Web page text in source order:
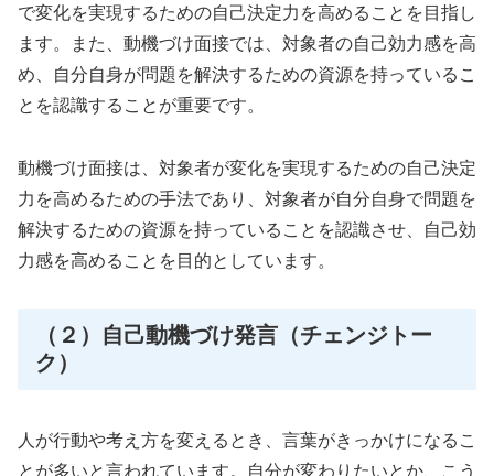
で変化を実現するための自己決定力を高めることを目指し
ます。また、動機づけ面接では、対象者の自己効力感を高
め、自分自身が問題を解決するための資源を持っているこ
とを認識することが重要です。
動機づけ面接は、対象者が変化を実現するための自己決定
力を高めるための手法であり、対象者が自分自身で問題を
解決するための資源を持っていることを認識させ、自己効
力感を高めることを目的としています。
（２）自己動機づけ発言（チェンジトー
ク）
人が行動や考え方を変えるとき、言葉がきっかけになるこ
とが多いと言われています。自分が変わりたいとか、こう